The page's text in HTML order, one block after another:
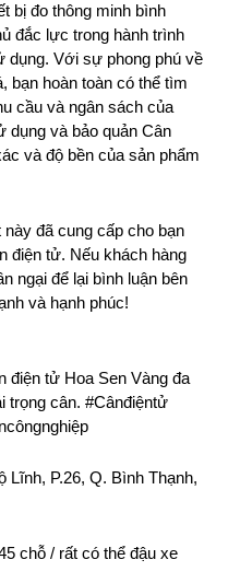
bị đo thông minh bình
đắc lực trong hành trình
Với sự phong phú về
bạn hoàn toàn có thể tìm
cầu và ngân sách của
dụng và bảo quản Cân
và độ bền của sản phẩm
đã cung cấp cho bạn
điện tử. Nếu khách hàng
ngại để lại bình luận bên
và hạnh phúc!
điện tử Hoa Sen Vàng đa
trọng cân. #Cânđiệntử
Lĩnh, P.26, Q. Bình Thạnh,
chỗ / rất có thể đậu xe